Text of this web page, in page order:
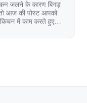
जलने के कारण बिगड़
आज की पोस्ट आपको
किचन में काम करते हुए